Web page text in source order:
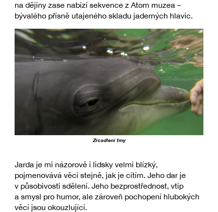
na dějiny zase nabízí sekvence z Atom muzea –
bývalého přísně utajeného skladu jaderných hlavic.
Zrcadlení tmy
Jarda je mi názorově i lidsky velmi blízký,
pojmenovává věci stejně, jak je cítím. Jeho dar je
v působivosti sdělení. Jeho bezprostřednost, vtip
a smysl pro humor, ale zároveň pochopení hlubokých
věcí jsou okouzlující.